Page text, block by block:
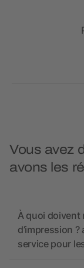
Vous avez
avons les
À quoi doivent
d’impression
service pour